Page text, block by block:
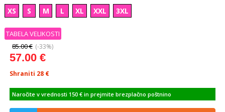
XS S M L XL XXL 3XL
TABELA VELIKOSTI
85.00 € (-33%)
57.00 €
Shraniti 28 €
Naročite v vrednosti 150 € in prejmite brezplačno poštnino